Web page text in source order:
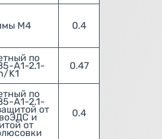
М4 0.4
по
А1-2.1-
K1
0.47
по
А1-2.1-
от
и
от
0.4